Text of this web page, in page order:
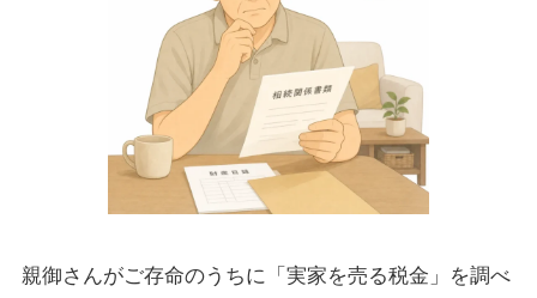
親御さんがご存命のうちに「実家を売る税金」を調べ